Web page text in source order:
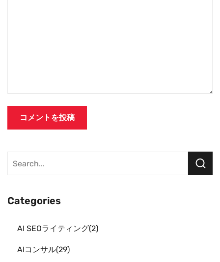
Categories
AI SEOライティング 2
AIコンサル 29